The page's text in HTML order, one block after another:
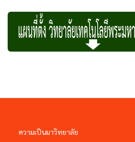
ความเป็นมาวิทยาลัย